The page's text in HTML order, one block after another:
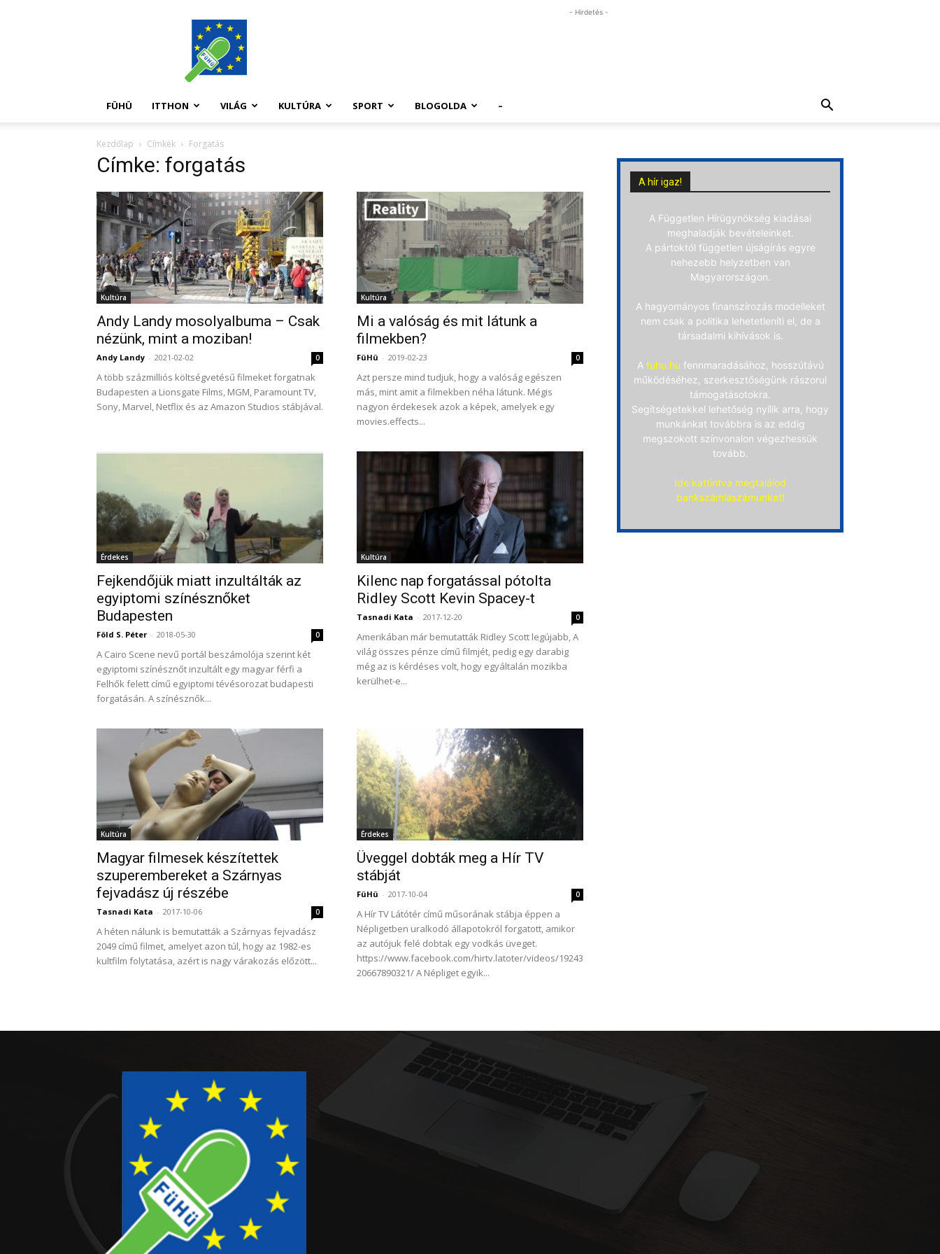
FüHü
- Hirdetés -
FÜHÜ ITTHON VILÁG KULTÚRA SPORT BLOGOLDA –
Kezdőlap Címkék Forgatás
Címke: forgatás
Kultúra
Andy Landy mosolyalbuma – Csak
nézünk, mint a moziban!
Andy Landy - 2021-02-02 0
A több százmilliós költségvetésű filmeket forgatnak
Budapesten a Lionsgate Films, MGM, Paramount TV,
Sony, Marvel, Netflix és az Amazon Studios stábjával.
Kultúra
Mi a valóság és mit látunk a
filmekben?
FüHü - 2019-02-23 0
Azt persze mind tudjuk, hogy a valóság egészen
más, mint amit a filmekben néha látunk. Mégis
nagyon érdekesek azok a képek, amelyek egy
movies.effects...
Érdekes
Fejkendőjük miatt inzultálták az
egyiptomi színésznőket
Budapesten
Föld S. Péter - 2018-05-30 0
A Cairo Scene nevű portál beszámolója szerint két
egyiptomi színésznőt inzultált egy magyar férfi a
Felhők felett című egyiptomi tévésorozat budapesti
forgatásán. A színésznők...
Kultúra
Kilenc nap forgatással pótolta
Ridley Scott Kevin Spacey-t
Tasnadi Kata - 2017-12-20 0
Amerikában már bemutatták Ridley Scott legújabb, A
világ összes pénze című filmjét, pedig egy darabig
még az is kérdéses volt, hogy egyáltalán mozikba
kerülhet-e...
Kultúra
Magyar filmesek készítettek
szuperembereket a Szárnyas
fejvadász új részébe
Tasnadi Kata - 2017-10-06 0
A héten nálunk is bemutatták a Szárnyas fejvadász
2049 című filmet, amelyet azon túl, hogy az 1982-es
kultfilm folytatása, azért is nagy várakozás előzött...
Érdekes
Üveggel dobták meg a Hír TV
stábját
FüHü - 2017-10-04 0
A Hír TV Látótér című műsorának stábja éppen a
Népligetben uralkodó állapotokról forgatott, amikor
az autójuk felé dobtak egy vodkás üveget.
https://www.facebook.com/hirtv.latoter/videos/19243
20667890321/ A Népliget egyik...
A hír igaz!
A Független Hírügynökség kiadásai
meghaladják bevételeinket.
A pártoktól független újságírás egyre
nehezebb helyzetben van
Magyarországon.
A hagyományos finanszírozás modelleket
nem csak a politika lehetetleníti el, de a
társadalmi kihívások is.
A fuhu.hu fennmaradásához, hosszútávú
működéséhez, szerkesztőségünk rászorul
támogatásotokra.
Segítségetekkel lehetőség nyílik arra, hogy
munkánkat továbbra is az eddig
megszokott színvonalon végezhessük
tovább.
Ide kattintva megtalálod
bankszámlaszámunkat!